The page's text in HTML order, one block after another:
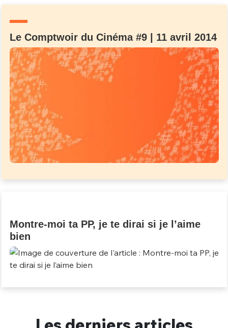
Le Comptwoir du Cinéma #9 | 11 avril 2014
Montre-moi ta PP, je te dirai si je l’aime
bien
C'EST PARTI